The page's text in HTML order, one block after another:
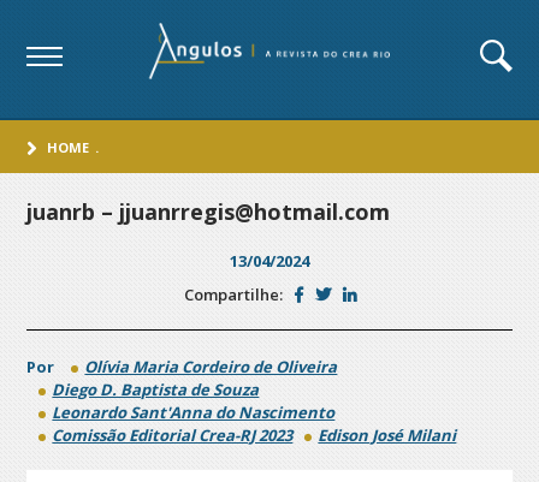
HOME .
juanrb – jjuanrregis@hotmail.com
13/04/2024
Compartilhe:
Por
Olívia Maria Cordeiro de Oliveira
Diego D. Baptista de Souza
Leonardo Sant'Anna do Nascimento
Comissão Editorial Crea-RJ 2023
Edison José Milani